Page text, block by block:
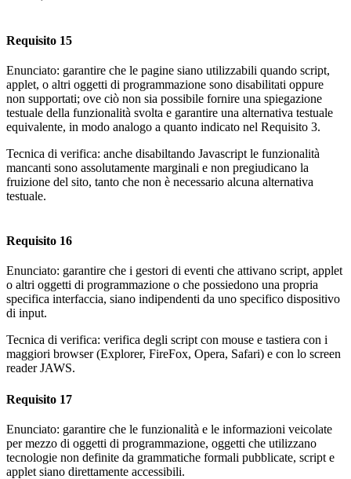
Requisito 15
Enunciato: garantire che le pagine siano utilizzabili quando script,
applet, o altri oggetti di programmazione sono disabilitati oppure
non supportati; ove ciò non sia possibile fornire una spiegazione
testuale della funzionalità svolta e garantire una alternativa testuale
equivalente, in modo analogo a quanto indicato nel Requisito 3.
Tecnica di verifica: anche disabiltando Javascript le funzionalità
mancanti sono assolutamente marginali e non pregiudicano la
fruizione del sito, tanto che non è necessario alcuna alternativa
testuale.
Requisito 16
Enunciato: garantire che i gestori di eventi che attivano script, applet
o altri oggetti di programmazione o che possiedono una propria
specifica interfaccia, siano indipendenti da uno specifico dispositivo
di input.
Tecnica di verifica: verifica degli script con mouse e tastiera con i
maggiori browser (Explorer, FireFox, Opera, Safari) e con lo screen
reader JAWS.
Requisito 17
Enunciato: garantire che le funzionalità e le informazioni veicolate
per mezzo di oggetti di programmazione, oggetti che utilizzano
tecnologie non definite da grammatiche formali pubblicate, script e
applet siano direttamente accessibili.